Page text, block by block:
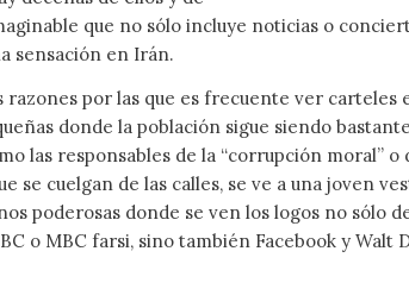
que no sólo incluye noticias o
sensación en Irán.
razones por las que es frecuente ver
donde la población sigue siendo
las responsables de la “corrupción moral”
se cuelgan de las calles, se ve a una joven
poderosas donde se ven los logos no sólo
o MBC farsi, sino también Facebook y Walt